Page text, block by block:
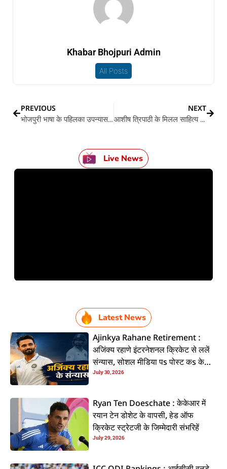
Khabar Bhojpuri Admin
All Posts
PREVIOUS
भोजपुरी भाषा के पहिलका उपन्यास, बिंदिया के समीक्षा
NEXT
आशीष त्रिपाठी के मिलल साहित्य के “सदानीरा साहित्य सम्मान 2022”
Live News
Latest News
Ajinkya Rahane Retirement :
अजिंक्य रहाणे इंटरनेशनल क्रिकेट से ललें
संन्यास, सोशल मीडिया पs पोस्ट कs के
कइलें एलान
July 30, 2026
Ryan Ten Doeschate : केकेआर में
रयान टेन डोशेट के वापसी, हेड ऑफ
क्रिकेट स्ट्रेटजी के जिम्मेदारी संभरिहें
July 29, 2026